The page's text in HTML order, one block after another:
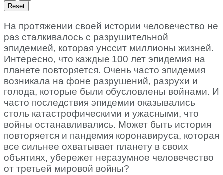
Reset
На протяжении своей истории человечество не
раз сталкивалось с разрушительной
эпидемией, которая уносит миллионы жизней.
Интересно, что каждые 100 лет эпидемия на
планете повторяется. Очень часто эпидемия
возникала на фоне разрушений, разрухи и
голода, которые были обусловлены войнами. И
часто последствия эпидемии оказывались
столь катастрофическими и ужасными, что
войны останавливались. Может быть история
повторяется и пандемия коронавируса, которая
все сильнее охватывает планету в своих
объятиях, убережет неразумное человечество
от третьей мировой войны?